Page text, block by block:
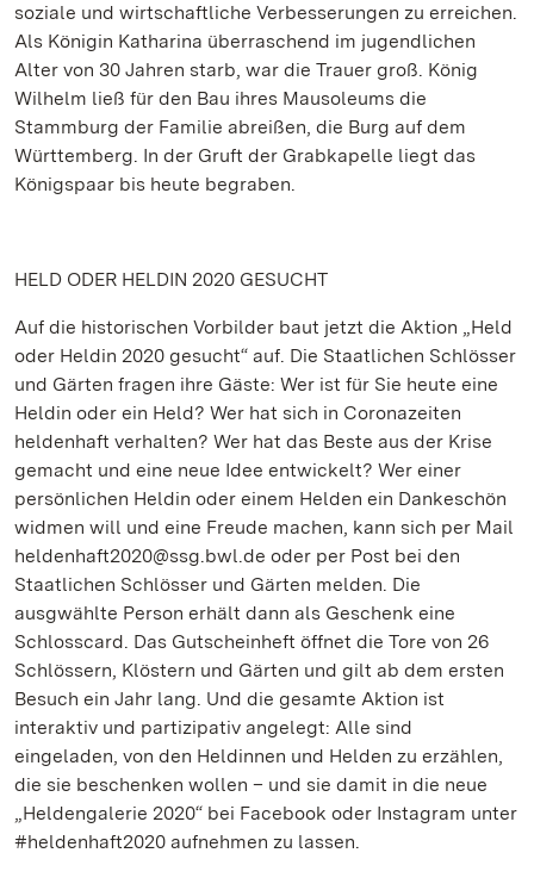
soziale und wirtschaftliche Verbesserungen zu erreichen.
Als Königin Katharina überraschend im jugendlichen
Alter von 30 Jahren starb, war die Trauer groß. König
Wilhelm ließ für den Bau ihres Mausoleums die
Stammburg der Familie abreißen, die Burg auf dem
Württemberg. In der Gruft der Grabkapelle liegt das
Königspaar bis heute begraben.
HELD ODER HELDIN 2020 GESUCHT
Auf die historischen Vorbilder baut jetzt die Aktion „Held
oder Heldin 2020 gesucht“ auf. Die Staatlichen Schlösser
und Gärten fragen ihre Gäste: Wer ist für Sie heute eine
Heldin oder ein Held? Wer hat sich in Coronazeiten
heldenhaft verhalten? Wer hat das Beste aus der Krise
gemacht und eine neue Idee entwickelt? Wer einer
persönlichen Heldin oder einem Helden ein Dankeschön
widmen will und eine Freude machen, kann sich per Mail
heldenhaft2020@ssg.bwl.de oder per Post bei den
Staatlichen Schlösser und Gärten melden. Die
ausgwählte Person erhält dann als Geschenk eine
Schlosscard. Das Gutscheinheft öffnet die Tore von 26
Schlössern, Klöstern und Gärten und gilt ab dem ersten
Besuch ein Jahr lang. Und die gesamte Aktion ist
interaktiv und partizipativ angelegt: Alle sind
eingeladen, von den Heldinnen und Helden zu erzählen,
die sie beschenken wollen – und sie damit in die neue
„Heldengalerie 2020“ bei Facebook oder Instagram unter
#heldenhaft2020 aufnehmen zu lassen.